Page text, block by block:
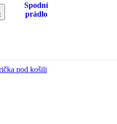
Spodní
prádlo
pod košili